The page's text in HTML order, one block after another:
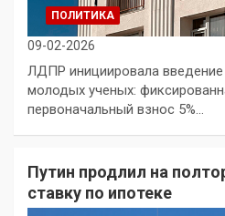
ПОЛИТИКА
09-02-2026
ЛДПР инициировала введение
молодых ученых:
первоначальный взнос 5%…
Путин продлил на
ставку по ипотеке